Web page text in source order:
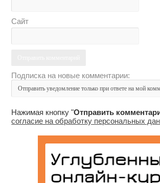
Сайт
Подписка на новые комментарии:
Нажимая кнопку "Отправить
согласие на обработку персональных